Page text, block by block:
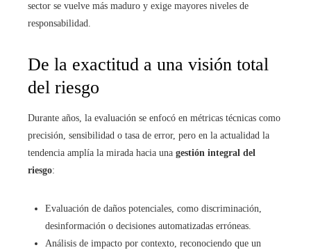
sector se vuelve más maduro y exige mayores niveles de
responsabilidad.
De la exactitud a una visión total
del riesgo
Durante años, la evaluación se enfocó en métricas técnicas como
precisión, sensibilidad o tasa de error, pero en la actualidad la
tendencia amplía la mirada hacia una gestión integral del
riesgo:
Evaluación de daños potenciales, como discriminación,
desinformación o decisiones automatizadas erróneas.
Análisis de impacto por contexto, reconociendo que un